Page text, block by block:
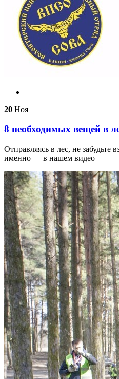
20 Ноя
8 необходимых вещей в
Отправляясь в лес, не забудьте
именно — в нашем видео